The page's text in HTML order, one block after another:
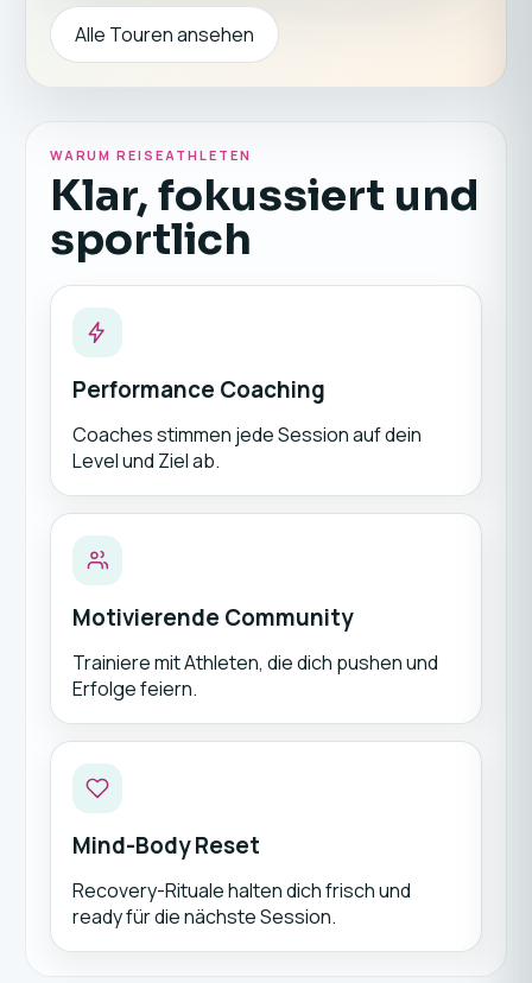
Alle Touren ansehen
WARUM REISEATHLETEN
Klar, fokussiert und
sportlich
Performance Coaching
Coaches stimmen jede Session auf dein
Level und Ziel ab.
Motivierende Community
Trainiere mit Athleten, die dich pushen und
Erfolge feiern.
Mind-Body Reset
Recovery-Rituale halten dich frisch und
ready für die nächste Session.